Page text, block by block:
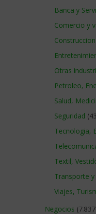
Banca y
Comercio y
Otras
Petroleo,
Salud,
Seguridad
Tecnologia,
Textil,
Transporte
Viajes,
Negocios